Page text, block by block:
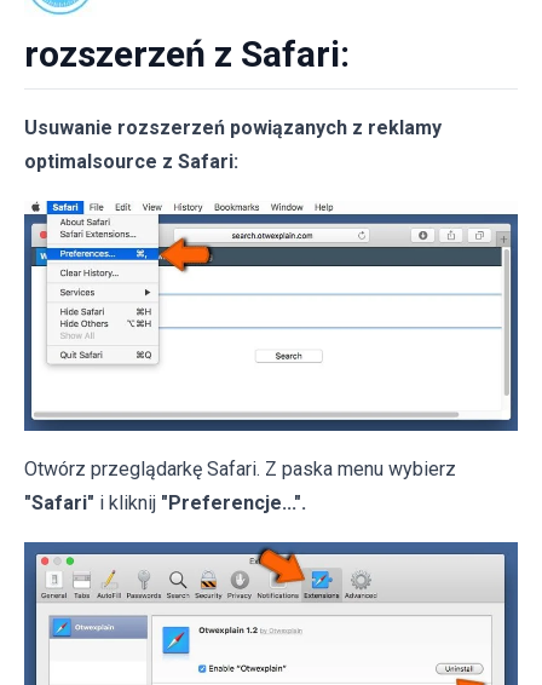
rozszerzeń z Safari:
Usuwanie rozszerzeń powiązanych z reklamy
optimalsource z Safari:
Otwórz przeglądarkę Safari. Z paska menu wybierz
"Safari" i kliknij "Preferencje...".